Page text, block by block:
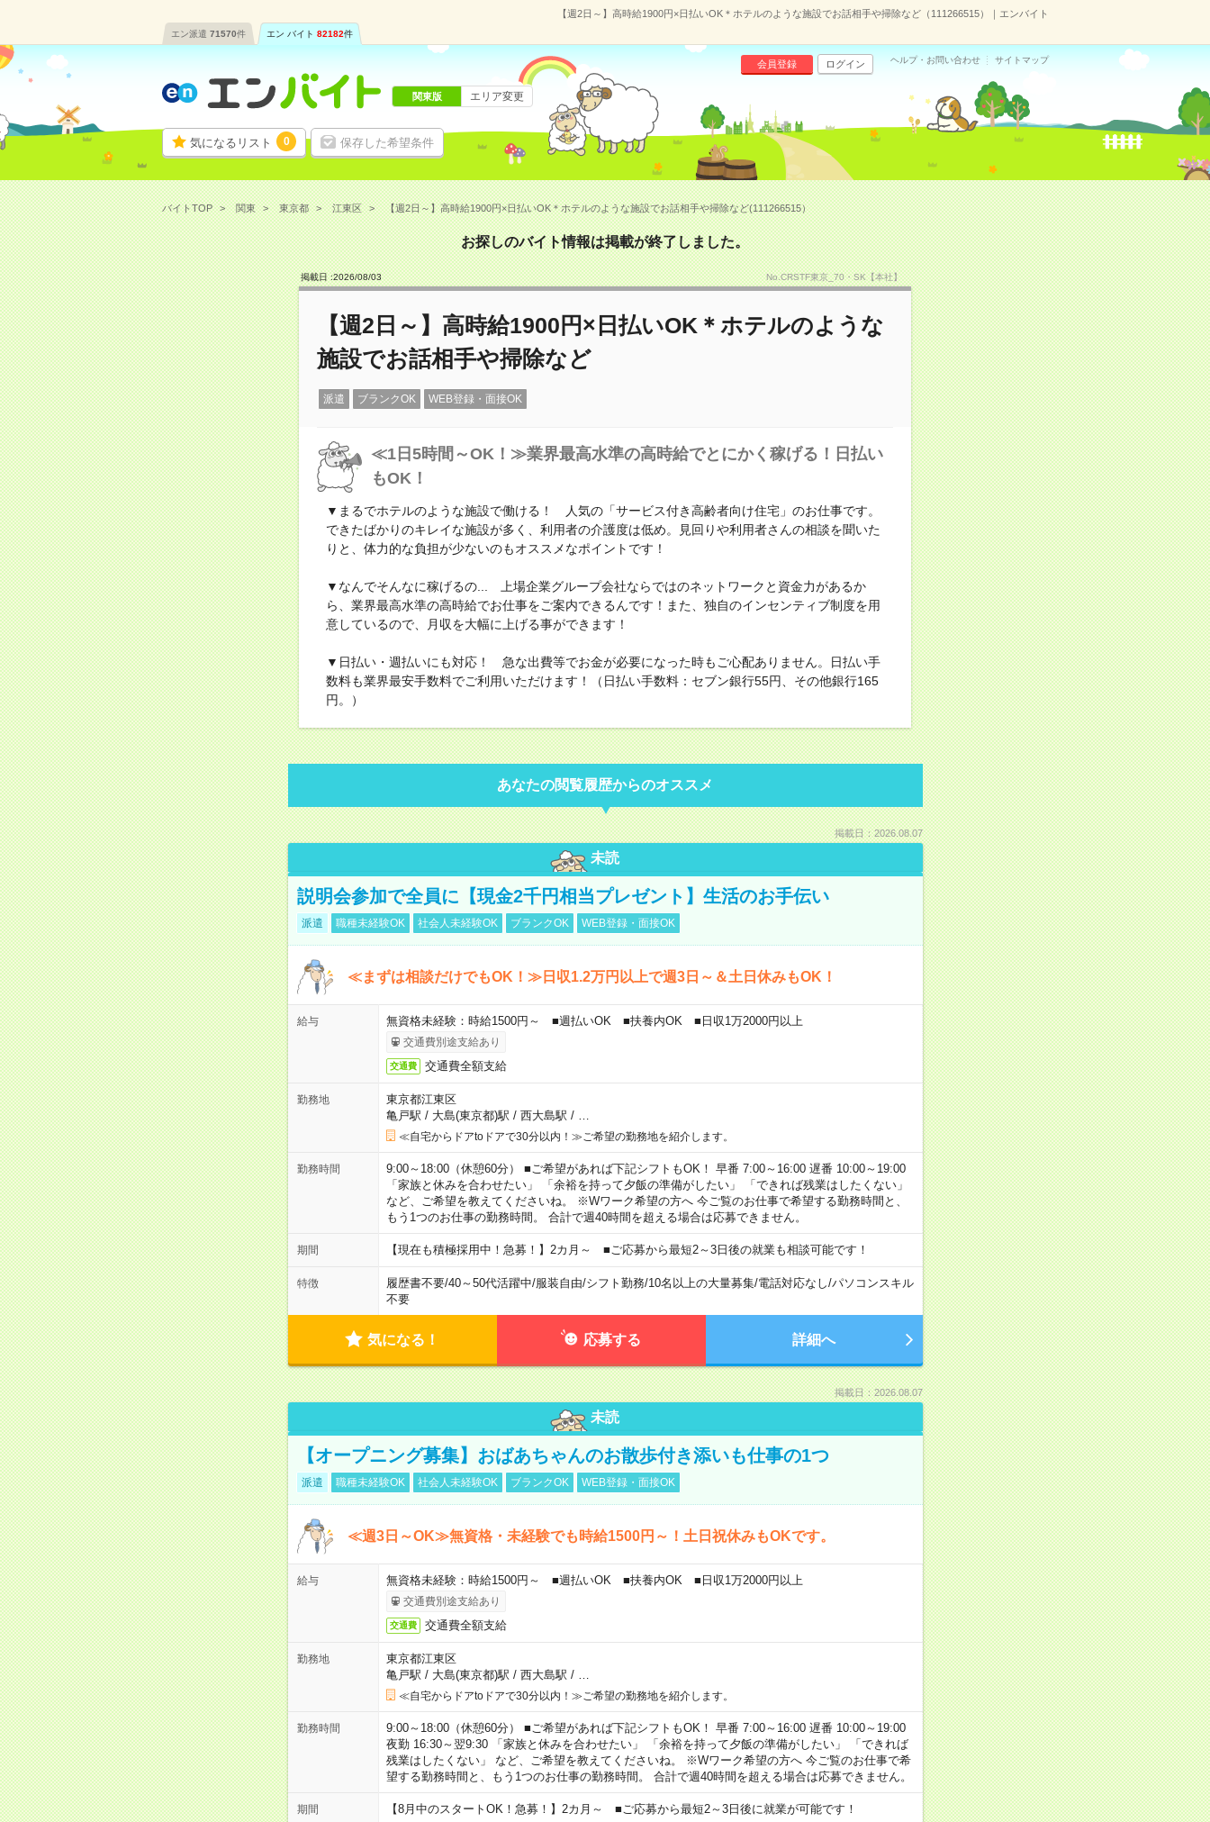
【週2日～】高時給1900円×日払いOK＊ホテルのような施設でお話相手や掃除など（111266515）｜エンバイト
エン派遣 71570件 エン バイト 82182件
気になるリスト 0 保存した希望条件
会員登録 ログイン ヘルプ・お問い合わせ サイトマップ
関東版 エリア変更
バイトTOP 関東 東京都 江東区 【週2日～】高時給1900円×日払いOK＊ホテルのような施設でお話相手や掃除など(111266515）
お探しのバイト情報は掲載が終了しました。
掲載日 :2026/08/03 No.CRSTF東京_70・SK【本社】
【週2日～】高時給1900円×日払いOK＊ホテルのような
施設でお話相手や掃除など
派遣 ブランクOK WEB登録・面接OK
≪1日5時間～OK！≫業界最高水準の高時給でとにかく稼げる！日払い
もOK！
▼まるでホテルのような施設で働ける！ 人気の「サービス付き高齢者向け住宅」のお仕事です。
できたばかりのキレイな施設が多く、利用者の介護度は低め。見回りや利用者さんの相談を聞いた
りと、体力的な負担が少ないのもオススメなポイントです！
▼なんでそんなに稼げるの... 上場企業グループ会社ならではのネットワークと資金力があるか
ら、業界最高水準の高時給でお仕事をご案内できるんです！また、独自のインセンティブ制度を用
意しているので、月収を大幅に上げる事ができます！
▼日払い・週払いにも対応！ 急な出費等でお金が必要になった時もご心配ありません。日払い手
数料も業界最安手数料でご利用いただけます！（日払い手数料：セブン銀行55円、その他銀行165
円。）
あなたの閲覧履歴からのオススメ
掲載日：2026.08.07
未読
説明会参加で全員に【現金2千円相当プレゼント】生活のお手伝い
派遣 職種未経験OK 社会人未経験OK ブランクOK WEB登録・面接OK
≪まずは相談だけでもOK！≫日収1.2万円以上で週3日～＆土日休みもOK！
給与 無資格未経験：時給1500円～ ■週払いOK ■扶養内OK ■日収1万2000円以上
交通費別途支給あり
交通費 交通費全額支給
勤務地
東京都江東区
亀戸駅 / 大島(東京都)駅 / 西大島駅 /
≪自宅からドアtoドアで30分以内！≫ご希望の勤務地を紹介します。
勤務時間
9:00～18:00（休憩60分） ■ご希望があれば下記シフトもOK！ 早番 7:00～16:00 遅番 10:00～19:00
「家族と休みを合わせたい」 「余裕を持って夕飯の準備がしたい」 「できれば残業はしたくない」
など、ご希望を教えてくださいね。 ※Wワーク希望の方へ 今ご覧のお仕事で希望する勤務時間と、
もう1つのお仕事の勤務時間。 合計で週40時間を超える場合は応募できません。
期間 【現在も積極採用中！急募！】2カ月～ ■ご応募から最短2～3日後の就業も相談可能です！
特徴 履歴書不要/40～50代活躍中/服装自由/シフト勤務/10名以上の大量募集/電話対応なし/パソコンスキル
不要
気になる！ 応募する 詳細へ
掲載日：2026.08.07
未読
【オープニング募集】おばあちゃんのお散歩付き添いも仕事の1つ
派遣 職種未経験OK 社会人未経験OK ブランクOK WEB登録・面接OK
≪週3日～OK≫無資格・未経験でも時給1500円～！土日祝休みもOKです。
給与 無資格未経験：時給1500円～ ■週払いOK ■扶養内OK ■日収1万2000円以上
交通費別途支給あり
交通費 交通費全額支給
勤務地
東京都江東区
亀戸駅 / 大島(東京都)駅 / 西大島駅 /
≪自宅からドアtoドアで30分以内！≫ご希望の勤務地を紹介します。
勤務時間
9:00～18:00（休憩60分） ■ご希望があれば下記シフトもOK！ 早番 7:00～16:00 遅番 10:00～19:00
夜勤 16:30～翌9:30 「家族と休みを合わせたい」 「余裕を持って夕飯の準備がしたい」 「できれば
残業はしたくない」 など、ご希望を教えてくださいね。 ※Wワーク希望の方へ 今ご覧のお仕事で希
望する勤務時間と、もう1つのお仕事の勤務時間。 合計で週40時間を超える場合は応募できません。
期間 【8月中のスタートOK！急募！】2カ月～ ■ご応募から最短2～3日後に就業が可能です！